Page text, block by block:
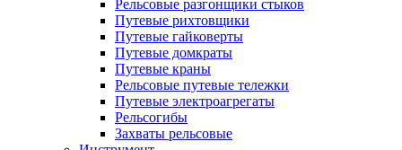
Рельсовые разгонщики стыков
Путевые рихтовщики
Путевые гайковерты
Путевые домкраты
Путевые краны
Рельсовые путевые тележки
Путевые электроагрегаты
Рельсогибы
Захваты рельсовые